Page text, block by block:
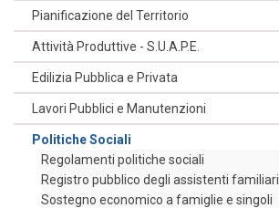
Pianificazione del Territorio
Attività Produttive - S.U.A.P.E.
Edilizia Pubblica e Privata
Lavori Pubblici e Manutenzioni
Politiche Sociali
Regolamenti politiche sociali
Registro pubblico degli assistenti familiari
Sostegno economico a famiglie e singoli